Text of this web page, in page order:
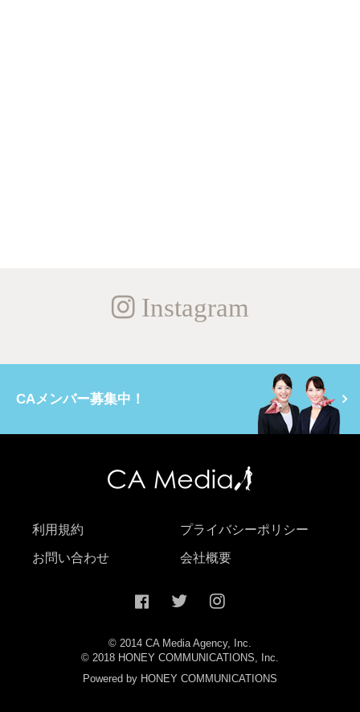
Instagram
CAメンバー募集中！
利用規約 プライバシーポリシー
お問い合わせ 会社概要
© 2014 CA Media Agency, Inc.
© 2018 HONEY COMMUNICATIONS, Inc.
Powered by HONEY COMMUNICATIONS